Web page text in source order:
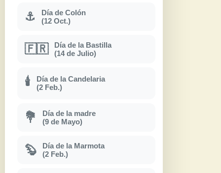
⚓
Día de Colón
(12 Oct.)
🇫🇷
Día de la Bastilla
(14 de Julio)
🕯
Día de la Candelaria
(2 Feb.)
💐
Día de la madre
(9 de Mayo)
🦫
Día de la Marmota
(2 Feb.)